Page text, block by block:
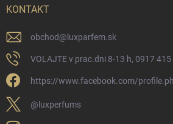
KONTAKT
obchod@ luxparfem.sk
VOLAJTE v prac.dni 8-13 h, 0917 415
https://www.facebook.com/
@luxperfums